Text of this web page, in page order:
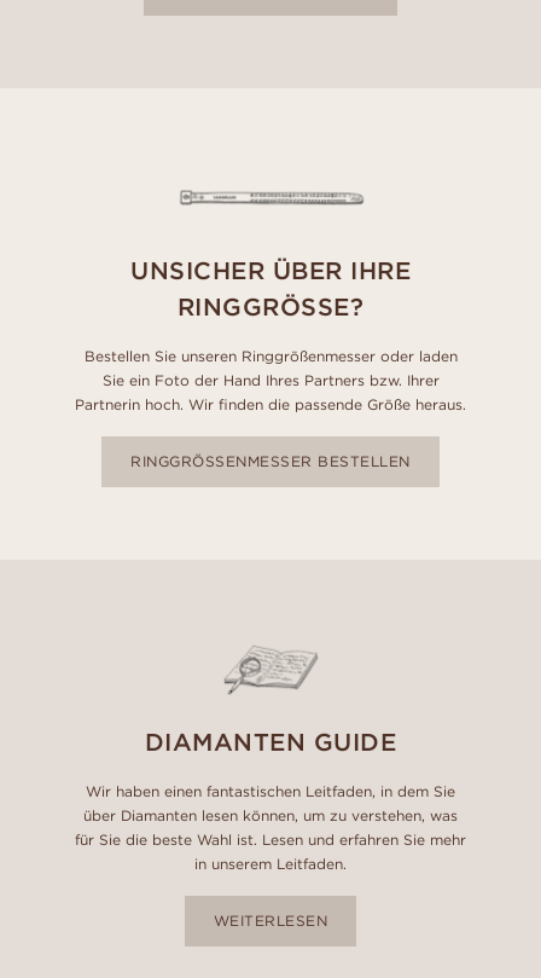
UNSICHER ÜBER IHRE
RINGGRÖSSE?
Bestellen Sie unseren Ringgrößenmesser oder laden
Sie ein Foto der Hand Ihres Partners bzw. Ihrer
Partnerin hoch. Wir finden die passende Größe heraus.
RINGGRÖSSENMESSER BESTELLEN
DIAMANTEN GUIDE
Wir haben einen fantastischen Leitfaden, in dem Sie
über Diamanten lesen können, um zu verstehen, was
für Sie die beste Wahl ist. Lesen und erfahren Sie mehr
in unserem Leitfaden.
WEITERLESEN